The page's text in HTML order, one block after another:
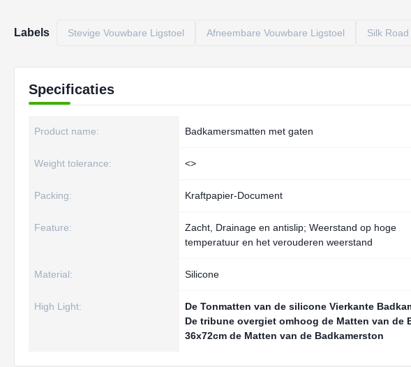
Labels Stevige Vouwbare Ligstoel Afneembare Vouwbare Ligstoel Silk
Specificaties
Product name: Badkamersmatten met gaten
Weight tolerance: <>
Packing: Kraftpapier-Document
Feature:
Zacht, Drainage en antislip; Weerstand op hoge
temperatuur en het verouderen weerstand
Material: Silicone
High Light: De Tonmatten van de silicone Vierkante
De tribune overgiet omhoog de Matten van de
36x72cm de Matten van de Badkamerston